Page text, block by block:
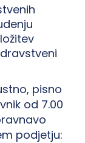
pisno
od 7.00
podjetju: